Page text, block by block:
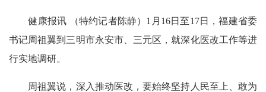
健康报讯 （特约记者陈静）1月16日至17日，福建省委
书记周祖翼到三明市永安市、三元区，就深化医改工作等进
行实地调研。
周祖翼说，深入推动医改，要始终坚持人民至上、敢为